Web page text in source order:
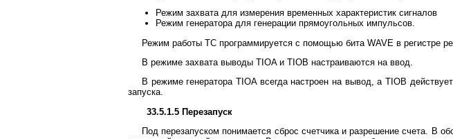
Режим захвата для измерения временных характеристик сигналов
Режим генератора для генерации прямоугольных импульсов.
Режим работы ТС программируется с помощью бита WAVE в регистре
В режиме захвата выводы TIOA и TIOB настраиваются на ввод.
В режиме генератора TIOA всегда настроен на вывод, а TIOB
запуска.
33.5.1.5 Перезапуск
Под перезапуском понимается сброс счетчика и разрешение счета. В